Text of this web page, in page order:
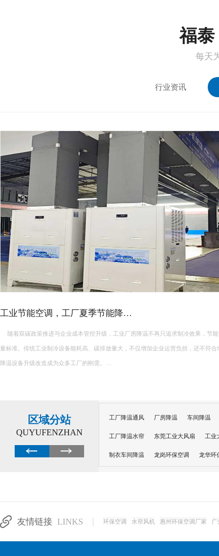
福泰
每天
行业资讯
08-03
成为核心考
趋势，老旧
夏季车间高温频
盛夏高温来袭，多数工
车间降温不用贵
很多工厂老板都面临两难
很多企业在厂房降温改造
区域分站
QUYUFENZHAN
工厂降温通风 厂房降温 车间降温
工厂降温水帘 东莞工业大风扇 工业
制衣车间降温 龙岗环保空调 龙华环
友情链接 LINKS 环保空调 水帘风机 惠州环保空调厂家 广